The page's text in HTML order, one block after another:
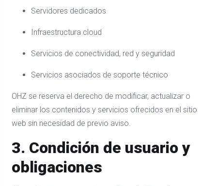
Servidores dedicados
Infraestructura cloud
Servicios de conectividad, red y seguridad
Servicios asociados de soporte técnico
OHZ se reserva el derecho de modificar, actualizar o
eliminar los contenidos y servicios ofrecidos en el sitio
web sin necesidad de previo aviso.
3. Condición de usuario y
obligaciones